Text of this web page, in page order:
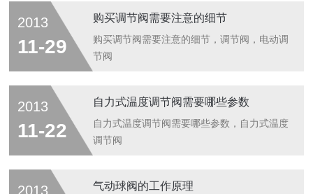
2013
11-29
购买调节阀需要注意的细节
购买调节阀需要注意的细节，调节阀，电动调
节阀
2013
11-22
自力式温度调节阀需要哪些参数
自力式温度调节阀需要哪些参数，自力式温度
调节阀
2013 气动球阀的工作原理